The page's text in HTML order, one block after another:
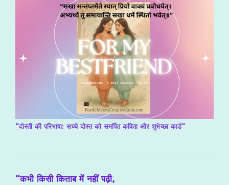
“दोस्ती की परिभाषा: सच्चे दोस्त को समर्पित कविता और शुभेच्छा कार्ड”
“कभी किसी किताब में नहीं पढ़ी,